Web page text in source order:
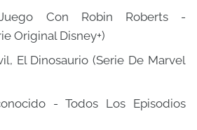
Con Robin Roberts -
Original Disney+)
El Dinosaurio (Serie De Marvel
- Todos Los Episodios